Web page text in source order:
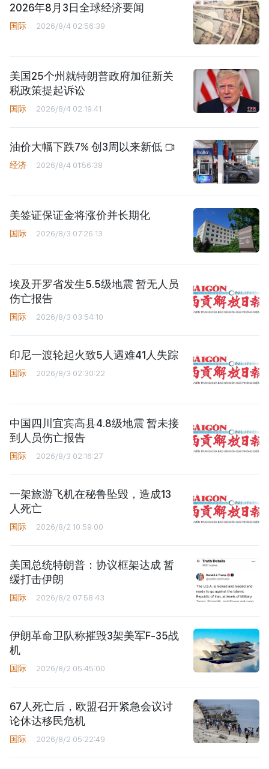
2026年8月3日全球经济要闻
国际 2026/8/4 02:56:39
美国25个州就特朗普政府加征新关
税政策提起诉讼
国际 2026/8/4 02:19:41
油价大幅下跌7% 创3周以来新低
经济 2026/8/4 01:56:38
美签证保证金将涨价并长期化
国际 2026/8/3 07:26:13
埃及开罗省发生5.5级地震 暂无人员
伤亡报告
国际 2026/8/3 03:54:10
印尼一渡轮起火致5人遇难41人失踪
国际 2026/8/3 02:30:22
中国四川宜宾高县4.8级地震 暂未接
到人员伤亡报告
国际 2026/8/3 02:16:27
一架旅游飞机在秘鲁坠毁，造成13
人死亡
国际 2026/8/2 10:59:00
美国总统特朗普：协议框架达成 暂
缓打击伊朗
国际 2026/8/2 07:58:43
伊朗革命卫队称摧毁3架美军F-35战
机
国际 2026/8/2 05:45:00
67人死亡后，欧盟召开紧急会议讨
论休达移民危机
国际 2026/8/2 05:22:49